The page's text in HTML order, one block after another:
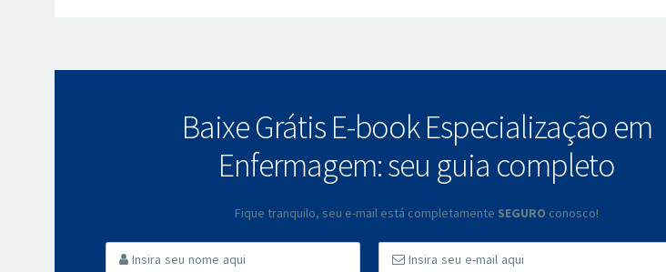
Baixe Grátis E-book Especialização em
Enfermagem: seu guia completo
Fique tranquilo, seu e-mail está completamente SEGURO conosco!